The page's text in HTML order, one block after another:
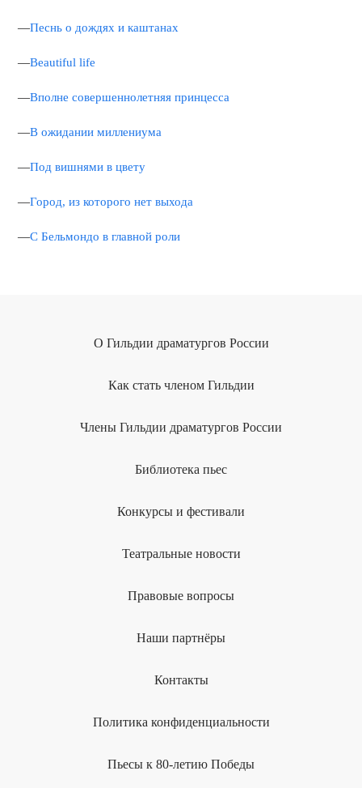
—Песнь о дождях и каштанах
—Beautiful life
—Вполне совершеннолетняя принцесса
—В ожидании миллениума
—Под вишнями в цвету
—Город, из которого нет выхода
—С Бельмондо в главной роли
О Гильдии драматургов России
Как стать членом Гильдии
Члены Гильдии драматургов России
Библиотека пьес
Конкурсы и фестивали
Театральные новости
Правовые вопросы
Наши партнёры
Контакты
Политика конфиденциальности
Пьесы к 80-летию Победы